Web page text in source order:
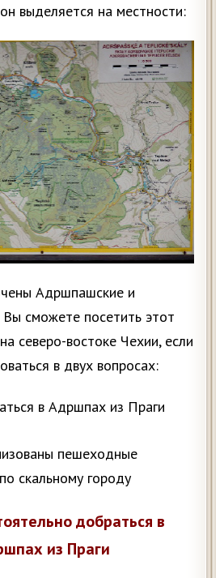
выделяется на местности:
Адршпашские и
Вы сможете посетить этот
северо-востоке Чехии, если
в двух вопросах:
в Адршпах из Праги
пешеходные
скальному городу
добраться в
из Праги